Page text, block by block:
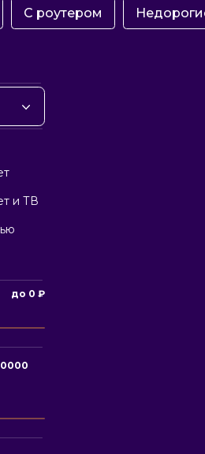
С роутером
и ТВ
до 0 ₽